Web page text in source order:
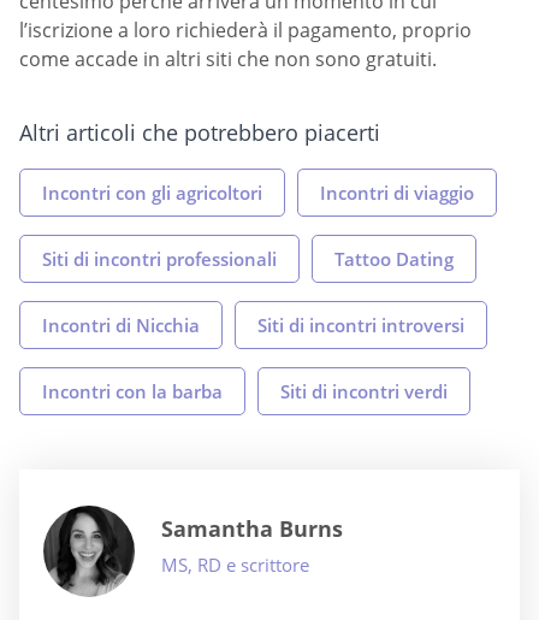
l’iscrizione a loro richiederà il pagamento, proprio
come accade in altri siti che non sono gratuiti.
Altri articoli che potrebbero piacerti
Incontri con gli agricoltori Incontri di viaggio
Siti di incontri professionali Tattoo Dating
Incontri di Nicchia Siti di incontri introversi
Incontri con la barba Siti di incontri verdi
Samantha Burns
MS, RD e scrittore